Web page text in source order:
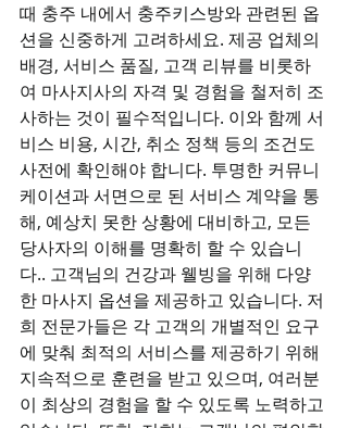
때 충주 내에서 충주키스방와 관련된 옵
션을 신중하게 고려하세요. 제공 업체의
배경, 서비스 품질, 고객 리뷰를 비롯하
여 마사지사의 자격 및 경험을 철저히 조
사하는 것이 필수적입니다. 이와 함께 서
비스 비용, 시간, 취소 정책 등의 조건도
사전에 확인해야 합니다. 투명한 커뮤니
케이션과 서면으로 된 서비스 계약을 통
해, 예상치 못한 상황에 대비하고, 모든
당사자의 이해를 명확히 할 수 있습니
다.. 고객님의 건강과 웰빙을 위해 다양
한 마사지 옵션을 제공하고 있습니다. 저
희 전문가들은 각 고객의 개별적인 요구
에 맞춰 최적의 서비스를 제공하기 위해
지속적으로 훈련을 받고 있으며, 여러분
이 최상의 경험을 할 수 있도록 노력하고